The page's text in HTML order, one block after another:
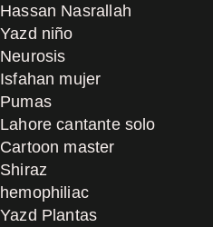
Hassan Nasrallah
Yazd niño
Neurosis
Isfahan mujer
Pumas
Lahore cantante solo
Cartoon master
Shiraz
hemophiliac
Yazd Plantas